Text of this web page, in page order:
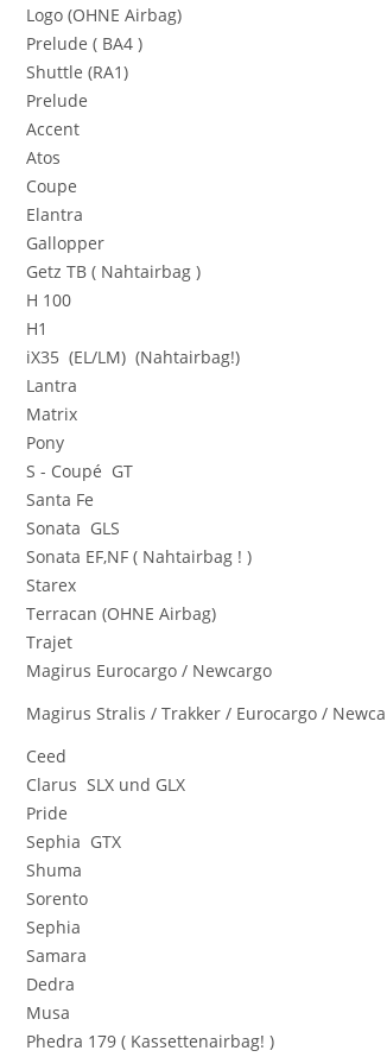
Logo (OHNE Airbag)
Prelude ( BA4 )
Shuttle (RA1)
Prelude
Accent
Atos
Coupe
Elantra
Gallopper
Getz TB ( Nahtairbag )
H 100
H1
iX35 (EL/LM) (Nahtairbag!)
Lantra
Matrix
Pony
S - Coupé GT
Santa Fe
Sonata GLS
Sonata EF,NF ( Nahtairbag ! )
Starex
Terracan (OHNE Airbag)
Trajet
Magirus Eurocargo / Newcargo
Magirus Stralis / Trakker / Eurocargo /
Ceed
Clarus SLX und GLX
Pride
Sephia GTX
Shuma
Sorento
Sephia
Samara
Dedra
Musa
Phedra 179 ( Kassettenairbag! )